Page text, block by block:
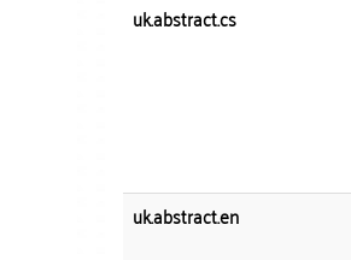
uk.abstract.cs
uk.abstract.en